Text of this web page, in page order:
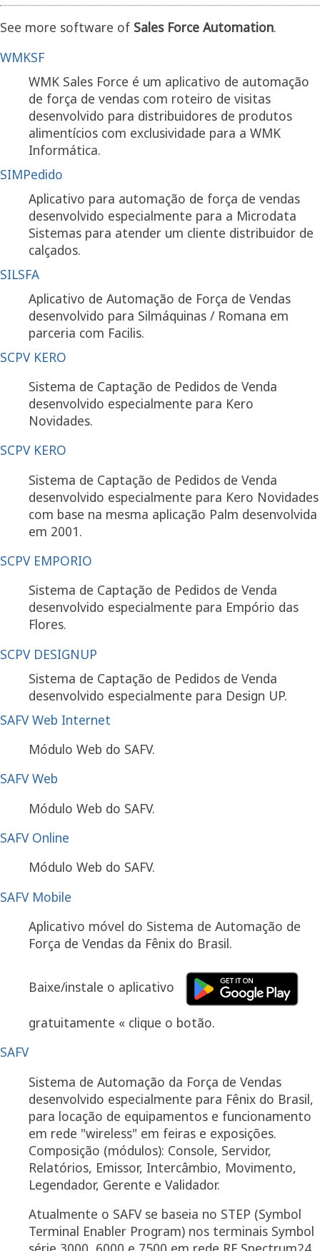
See more software of Sales Force Automation.
WMKSF
WMK Sales Force é um aplicativo de automação
de força de vendas com roteiro de visitas
desenvolvido para distribuidores de produtos
alimentícios com exclusividade para a WMK
Informática.
SIMPedido
Aplicativo para automação de força de vendas
desenvolvido especialmente para a Microdata
Sistemas para atender um cliente distribuidor de
calçados.
SILSFA
Aplicativo de Automação de Força de Vendas
desenvolvido para Silmáquinas / Romana em
parceria com Facilis.
SCPV KERO
Sistema de Captação de Pedidos de Venda
desenvolvido especialmente para Kero
Novidades.
SCPV KERO
Sistema de Captação de Pedidos de Venda
desenvolvido especialmente para Kero Novidades
com base na mesma aplicação Palm desenvolvida
em 2001.
SCPV EMPORIO
Sistema de Captação de Pedidos de Venda
desenvolvido especialmente para Empório das
Flores.
SCPV DESIGNUP
Sistema de Captação de Pedidos de Venda
desenvolvido especialmente para Design UP.
SAFV Web Internet
Módulo Web do SAFV.
SAFV Web
Módulo Web do SAFV.
SAFV Online
Módulo Web do SAFV.
SAFV Mobile
Aplicativo móvel do Sistema de Automação de
Força de Vendas da Fênix do Brasil.
Baixe/instale o aplicativo
gratuitamente « clique o botão.
SAFV
Sistema de Automação da Força de Vendas
desenvolvido especialmente para Fênix do Brasil,
para locação de equipamentos e funcionamento
em rede "wireless" em feiras e exposições.
Composição (módulos): Console, Servidor,
Relatórios, Emissor, Intercâmbio, Movimento,
Legendador, Gerente e Validador.
Atualmente o SAFV se baseia no STEP (Symbol
Terminal Enabler Program) nos terminais Symbol